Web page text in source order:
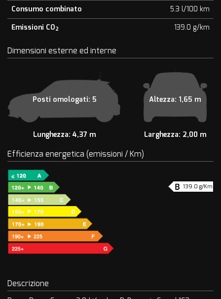
Consumo combinato
5.3 l/100 km
Emissioni CO2 139.0 g/km
Dimensioni esterne ed interne
Posti omologati: 5
Lunghezza: 4,37 m
Altezza: 1,65 m
Larghezza: 2,00 m
Efficienza energetica (emissioni / Km)
139.0 g/Km
Descrizione